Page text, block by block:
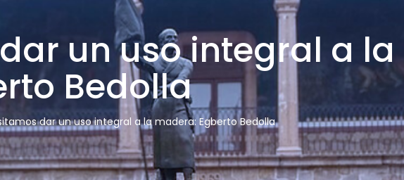
un uso integral a la
Bedolla
dar un uso integral a la madera: Egberto Bedolla